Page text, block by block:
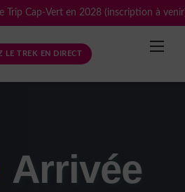
Trip Cap-Vert en 2028 (inscription à
LE TREK EN DIRECT
Arrivée